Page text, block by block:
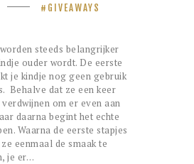
GIVEAWAYS
steeds belangrijker
ouder wordt. De eerste
je kindje nog geen gebruik
Behalve dat ze een keer
om er even aan
daarna begint het echte
Waarna de eerste stapjes
eenmaal de smaak te
je er…